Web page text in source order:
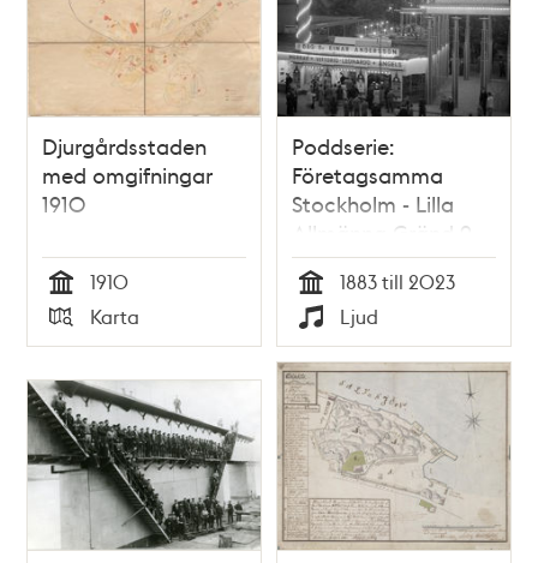
Djurgårdsstaden
med omgifningar
1910
Tid
1910
Typ
Karta
Poddserie:
Företagsamma
Stockholm - Lilla
Allmänna Gränd 9,
Gröna Lund
Tid
1883 till 2023
Typ
Ljud